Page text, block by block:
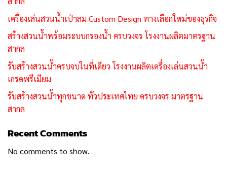
เครื่องเล่นสวนน้ำเป่าลม Custom Design ทางเลือกใหม่ของธุรกิจ
สร้างสวนน้ำพร้อมระบบกรองน้ำ ครบวงจร โรงงานผลิตมาตรฐาน
สากล
รับสร้างสวนน้ำครบจบในที่เดียว โรงงานผลิตเครื่องเล่นสวนน้ำ
เกรดพรีเมียม
รับสร้างสวนน้ำทุกขนาด ทั่วประเทศไทย ครบวงจร มาตรฐาน
สากล
Recent Comments
No comments to show.